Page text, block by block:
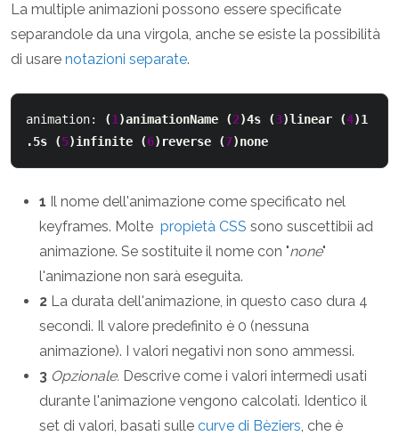
La multiple animazioni possono essere specificate
separandole da una virgola, anche se esiste la possibilità
di usare notazioni separate.
animation: (1)animationName (2)4s (3)linear (4)1
.5s
(5)infinite (6) reverse (7)none
1 Il nome dell'animazione come specificato nel
keyframes. Molte propietà CSS sono suscettibii ad
animazione. Se sostituite il nome con "none"
l'animazione non sarà eseguita.
2 La durata dell'animazione, in questo caso dura 4
secondi. Il valore predefinito è 0 (nessuna
animazione). I valori negativi non sono ammessi.
3 Opzionale. Descrive come i valori intermedi usati
durante l'animazione vengono calcolati. Identico il
set di valori, basati sulle curve di Bèziers, che è